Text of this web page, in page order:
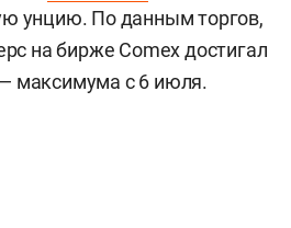
унцию. По данным торгов,
на бирже Comex достигал
максимума с 6 июля.